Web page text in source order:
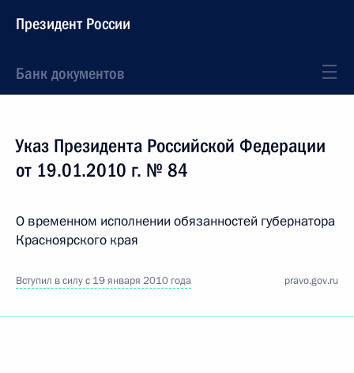
Президент России
Банк документов
Указ Президента Российской Федерации
от 19.01.2010 г. № 84
О временном исполнении обязанностей губернатора
Красноярского края
Вступил в силу с 19 января 2010 года pravo.gov.ru